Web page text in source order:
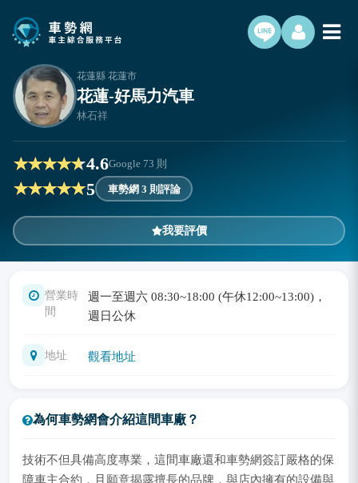
花蓮縣 花蓮市
花蓮-好馬力汽車
林石祥
4.6Google 73 則
5 車勢網 3 則評論
我要評價
營業時
間
週一至週六 08:30~18:00 (午休12:00~13:00)，
週日公休
地址 觀看地址
為何車勢網會介紹這間車廠？
技術不但具備高度專業，這間車廠還和車勢網簽訂嚴格的保
障車主合約，且願意揭露擅長的品牌，與店內擁有的設備與